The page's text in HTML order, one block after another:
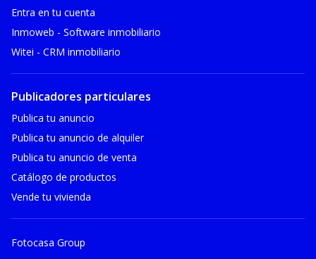
Entra en tu cuenta
Inmoweb - Software inmobiliario
Witei - CRM inmobiliario
Publicadores particulares
Publica tu anuncio
Publica tu anuncio de alquiler
Publica tu anuncio de venta
Catálogo de productos
Vende tu vivienda
Fotocasa Group